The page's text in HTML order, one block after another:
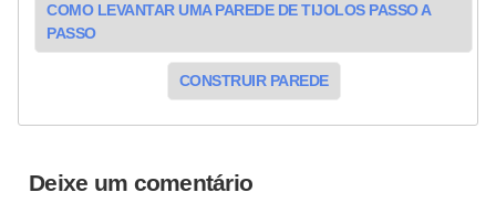
COMO LEVANTAR UMA PAREDE DE TIJOLOS PASSO A
PASSO
CONSTRUIR PAREDE
Deixe um comentário